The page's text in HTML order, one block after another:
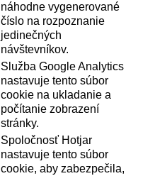
náhodne vygenerované
číslo na rozpoznanie
jedinečných
návštevníkov.
Služba Google Analytics
nastavuje tento súbor
cookie na ukladanie a
počítanie zobrazení
stránky.
Spoločnosť Hotjar
nastavuje tento súbor
cookie, aby zabezpečila,